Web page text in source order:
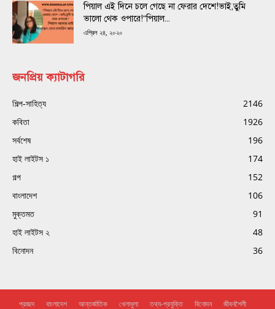
পিয়াল এই দিনে চলে গেছে না ফেরার দেশে!ভাই,তুমি
ভালো থেক ওপারে!“পিয়াল...
এপ্রিল ২৪, ২০২০
জনপ্রিয় ক্যাটাগরি
শিল্প-সাহিত্য
2146
কবিতা
1926
সর্বশেষ
196
হাই লাইটস ১
174
গল্প
152
বাংলাদেশ
106
মুক্তমত
91
হাই লাইটস ২
48
বিনোদন
36
প্রচ্ছদ বাংলাদেশ আন্তর্জাতিক খেলাধুলা তথ্য-প্রযুক্তি বিনোদন জীবনশৈলী